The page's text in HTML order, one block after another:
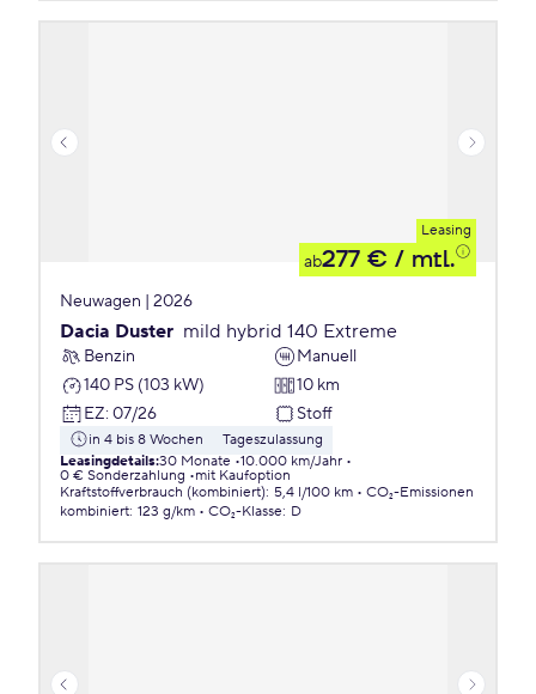
Leasing
ab277 € / mtl.
Neuwagen | 2026
Dacia Duster mild hybrid 140 Extreme
Benzin
Manuell
140 PS (103 kW)
10 km
EZ: 07/26 Stoff
in 4 bis 8 Wochen
Tageszulassung
Leasingdetails:30 Monate 10.000 km/Jahr
0 € Sonderzahlung
mit Kaufoption
Kraftstoffverbrauch (kombiniert): 5,4 l/100 km
CO₂-Emissionen
kombiniert: 123 g/km CO₂-Klasse: D